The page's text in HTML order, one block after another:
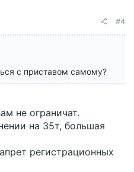
#4
с приставом самому?
не ограничат.
на 35т, большая
регистрационных